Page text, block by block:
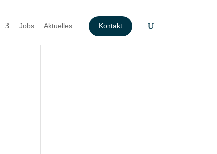
Jobs Aktuelles Kontakt